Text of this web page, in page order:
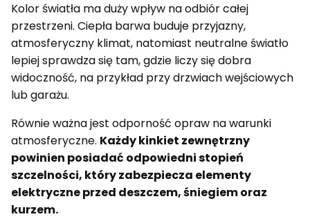
Kolor światła ma duży wpływ na odbiór całej
przestrzeni. Ciepła barwa buduje przyjazny,
atmosferyczny klimat, natomiast neutralne światło
lepiej sprawdza się tam, gdzie liczy się dobra
widoczność, na przykład przy drzwiach wejściowych
lub garażu.
Równie ważna jest odporność opraw na warunki
atmosferyczne. Każdy kinkiet zewnętrzny
powinien posiadać odpowiedni stopień
szczelności, który zabezpiecza elementy
elektryczne przed deszczem, śniegiem oraz
kurzem.